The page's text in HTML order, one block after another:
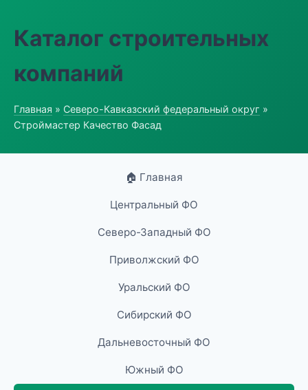
Каталог строительных
компаний
Главная » Северо-Кавказский федеральный округ »
Строймастер Качество Фасад
🏠 Главная
Центральный ФО
Северо-Западный ФО
Приволжский ФО
Уральский ФО
Сибирский ФО
Дальневосточный ФО
Южный ФО